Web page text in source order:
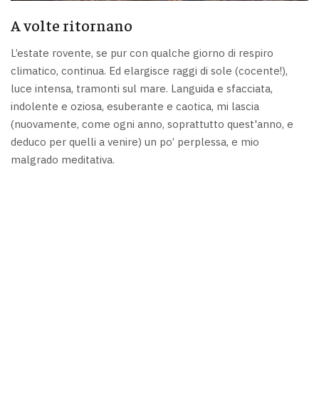
A volte ritornano
L’estate rovente, se pur con qualche giorno di respiro
climatico, continua. Ed elargisce raggi di sole (cocente!),
luce intensa, tramonti sul mare. Languida e sfacciata,
indolente e oziosa, esuberante e caotica, mi lascia
(nuovamente, come ogni anno, soprattutto quest'anno, e
deduco per quelli a venire) un po’ perplessa, e mio
malgrado meditativa.